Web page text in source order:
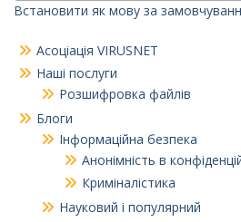
Встановити як мову за
Асоціація VIRUSNET
Наші послуги
Розшифровка файлів
Блоги
Інформаційна безпека
Анонімність в
Криміналістика
Науковий і популярний